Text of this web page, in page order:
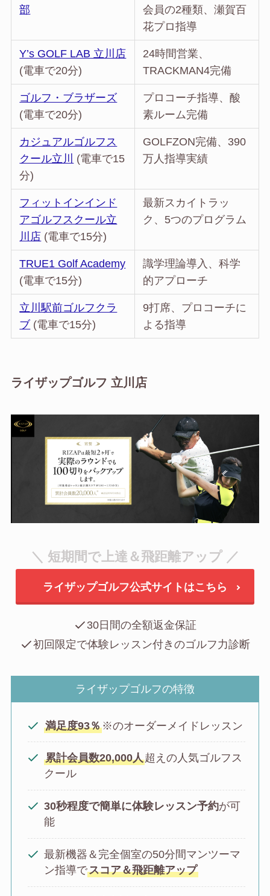
部
会員の2種類、瀬賀百
花プロ指導
Y’s GOLF LAB 立川店
(電車で20分)
24時間営業、
TRACKMAN4完備
ゴルフ・ブラザーズ
(電車で20分)
プロコーチ指導、酸
素ルーム完備
カジュアルゴルフス
クール立川
(電車で15
分)
GOLFZON完備、390
万人指導実績
フィットインインド
アゴルフスクール立
川店 (電車で15分)
最新スカイトラッ
ク、5つのプログラム
TRUE1 Golf Academy
(電車で15分)
識学理論導入、科学
的アプローチ
立川駅前ゴルフクラ
ブ (電車で15分)
9打席、プロコーチに
よる指導
ライザップゴルフ 立川店
＼ 短期間で上達＆飛距離アップ ／
ライザップゴルフ公式サイトはこちら
30日間の全額返金保証
初回限定で体験レッスン付きのゴルフ力診断
ライザップゴルフの特徴
満足度93％※のオーダーメイドレッスン
累計会員数20,000人超えの人気ゴルフス
クール
30秒程度で簡単に体験レッスン予約が可
能
最新機器＆完全個室の50分間マンツーマ
ン指導でスコア＆飛距離アップ